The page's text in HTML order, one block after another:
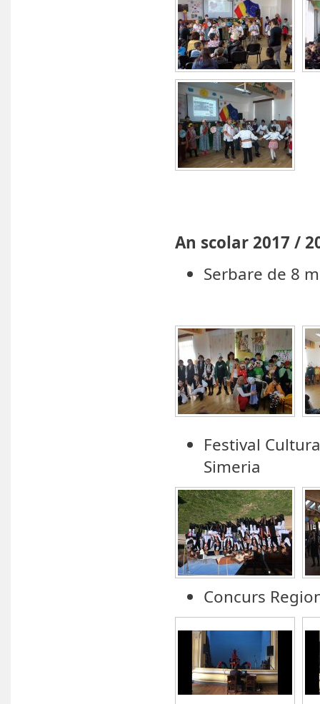
An scolar 2017 /
Serbare de 8
Festival
Simeria
Concurs